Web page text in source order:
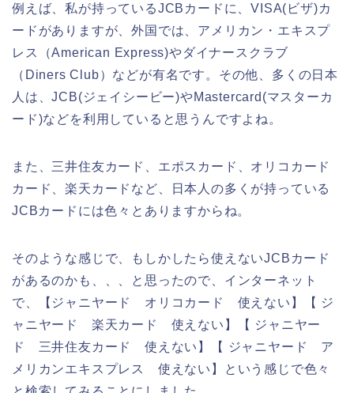
例えば、私が持っているJCBカードに、VISA(ビザ)カ
ードがありますが、外国では、アメリカン・エキスプ
レス（American Express)やダイナースクラブ
（Diners Club）などが有名です。その他、多くの日本
人は、JCB(ジェイシービー)やMastercard(マスターカ
ード)などを利用していると思うんですよね。
また、三井住友カード、エポスカード、オリコカード
カード、楽天カードなど、日本人の多くが持っている
JCBカードには色々とありますからね。
そのような感じで、もしかしたら使えないJCBカード
があるのかも、、、と思ったので、インターネット
で、【ジャニヤード オリコカード 使えない】【 ジ
ャニヤード 楽天カード 使えない】【 ジャニヤー
ド 三井住友カード 使えない】【 ジャニヤード ア
メリカンエキスプレス 使えない】という感じで色々